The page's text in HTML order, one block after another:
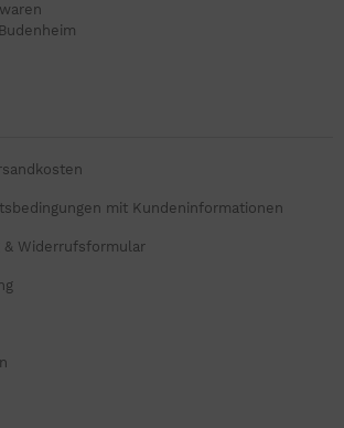
mit Kundeninformationen
Widerrufsformular